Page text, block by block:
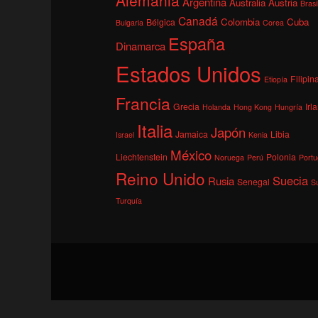
Brasil
Bulgaria Bélgica Canadá Colombia Corea Cuba
Dinamarca España
Estados Unidos Etiopía
Francia Grecia Holanda Hong Kong Hungría
Israel Italia Jamaica Japón Kenia Libia
Liechtenstein México Noruega Perú Polonia
Reino Unido Rusia Senegal Suecia
Turquía